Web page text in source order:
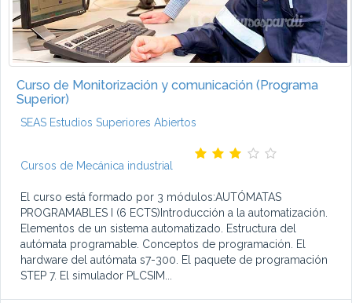
Curso de Monitorización y comunicación (Programa
Superior)
SEAS Estudios Superiores Abiertos
Cursos de Mecánica industrial
El curso está formado por 3 módulos:AUTÓMATAS
PROGRAMABLES I (6 ECTS)Introducción a la automatización.
Elementos de un sistema automatizado. Estructura del
autómata programable. Conceptos de programación. El
hardware del autómata s7-300. El paquete de programación
STEP 7. El simulador PLCSIM...